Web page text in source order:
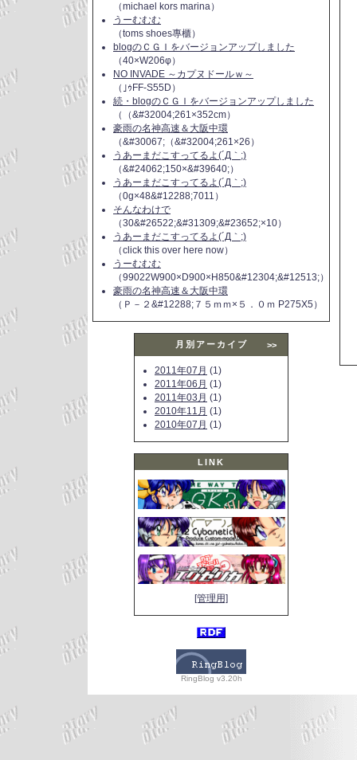
（michael kors marina）
うーむむむ
（toms shoes專櫃）
blogのＣＧＩをバージョンアップしました
（40×W206φ）
NO INVADE ～カプヌドールｗ～
（｣ｩFF-S55D）
続・blogのＣＧＩをバージョンアップしました
（（&#32004;261×352cm）
豪雨の名神高速＆大阪中環
（&#30067;（&#32004;261×26）
うあーまだこすってるよ(´Д｀;)
（&#24062;150×&#39640;）
うあーまだこすってるよ(´Д｀;)
（0g×48&#12288;7011）
そんなわけで
（30&#26522;&#31309;&#23652;×10）
うあーまだこすってるよ(´Д｀;)
（click this over here now）
うーむむむ
（99022W900×D900×H850&#12304;&#12513;）
豪雨の名神高速＆大阪中環
（Ｐ－２&#12288;７５ｍｍ×５．０ｍ P275X5）
月別アーカイブ >>
2011年07月 (1)
2011年06月 (1)
2011年03月 (1)
2010年11月 (1)
2010年07月 (1)
LINK
[管理用]
RingBlog v3.20h